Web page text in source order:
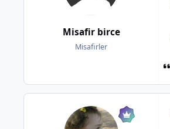
Misafir birce
Misafirler